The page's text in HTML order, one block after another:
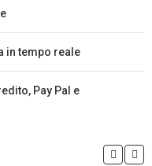
in tempo reale
Pay Pal e